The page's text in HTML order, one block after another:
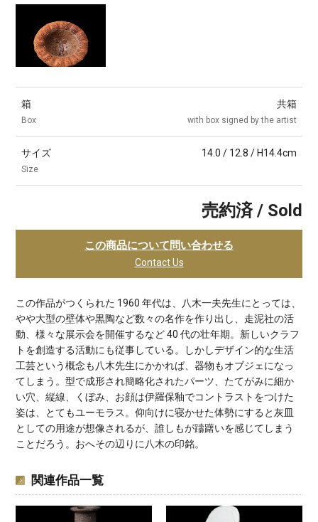
箱
Box
共箱
with box signed by the artist
サイズ
Size
14.0 / 12.8 / H14.4cm
売約済 / Sold
この商品について問い合わせる
Contact Us
この作品がつくられた 1960 年代は、八木一夫先生にとっては、
やや大型の壁体や黒陶など数々の名作を作り出し、走泥社の活
動、様々な展示会を開催するなど 40 代の壮年期。新しいクラフ
トを創造する活動にも従事している。しかしデザイン的な生活
工芸という概念も八木先生にかかれば、器物もオブジェになっ
てしまう。型で成形され簡略化されたパーツ、たてがみに細か
い穴、縦線、くぼみ、お顔は伊羅保釉でコントラストをつけた
姿は、とてもユーモラス。仰向けに寝かせた体勢にすると灰皿
としての用途が想像されるが、誰しもが躊躇いを感じてしまう
ことだろう。おへその辺りに八木の印銘。
関連作品一覧